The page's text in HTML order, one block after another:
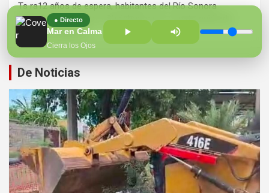
● Directo
Mar en Calma
Cierra los Ojos
Ts ra12 años de espera, habitantes del Río Sonora
agradecen a Durazo y Sheinbaum por construcción de
Hospital Regional
De Noticias